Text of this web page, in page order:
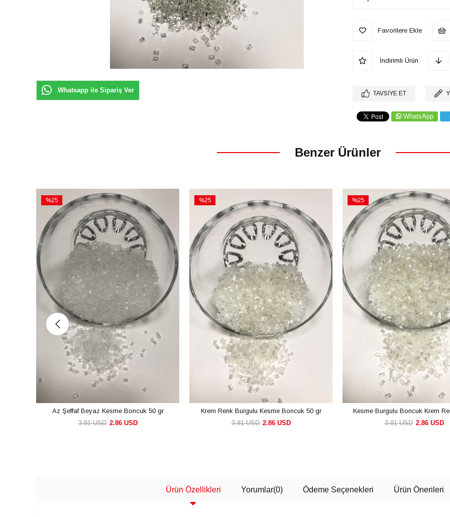
Whatsapp ile Sipariş Ver
Favorilere Ekle
İndirimli Ürün
TAVSIYE ET
WhatsApp
Benzer Ürünler
%25
İndirim
%25İndirim
Az Şeffaf Beyaz Kesme Boncuk 50 gr
2.86 USD
3.81 USD
%25
%25İndirim
Krem Renk Burgulu Kesme Boncuk 50 gr
2.86 USD
3.81 USD
%25
İndirim
%25İndirim
Kesme Burgulu Boncuk Krem
2.86 USD
3.81 USD
Ürün Özellikleri Yorumlar(0) Ödeme Seçenekleri Ürün Önerileri